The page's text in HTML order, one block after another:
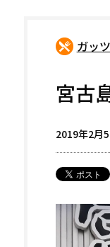
ガッ
宮古
2019年2月